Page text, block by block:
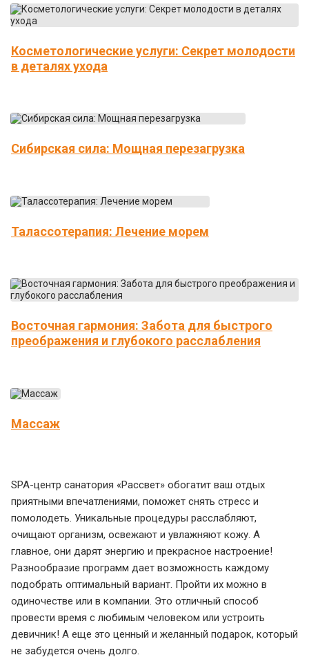
Косметологические услуги: Секрет молодости
в деталях ухода
Сибирская сила: Мощная перезагрузка
Талассотерапия: Лечение морем
Восточная гармония: Забота для быстрого
преображения и глубокого расслабления
Массаж
SPA-центр санатория «Рассвет» обогатит ваш отдых
приятными впечатлениями, поможет снять стресс и
помолодеть. Уникальные процедуры расслабляют,
очищают организм, освежают и увлажняют кожу. А
главное, они дарят энергию и прекрасное настроение!
Разнообразие программ дает возможность каждому
подобрать оптимальный вариант. Пройти их можно в
одиночестве или в компании. Это отличный способ
провести время с любимым человеком или устроить
девичник! А еще это ценный и желанный подарок, который
не забудется очень долго.